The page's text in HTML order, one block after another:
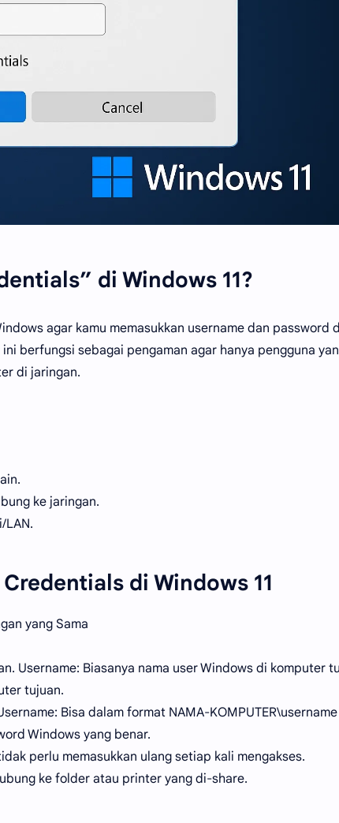
di Windows 11?
agar kamu memasukkan username dan password
berfungsi sebagai pengaman agar hanya pengguna
di jaringan.
ke jaringan.
LAN.
di Windows 11
yang Sama
Username: Biasanya nama user Windows di komputer
tujuan.
Bisa dalam format NAMA-
Windows yang benar.
perlu memasukkan ulang setiap kali mengakses.
ke folder atau printer yang di-share.